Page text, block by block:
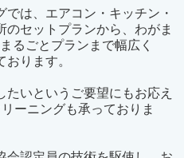
は、エアコン・キッチン・
のセットプランから、わがま
るごとプランまで幅広く
ります。
たいというご要望にもお応え
ーニングも承っておりま